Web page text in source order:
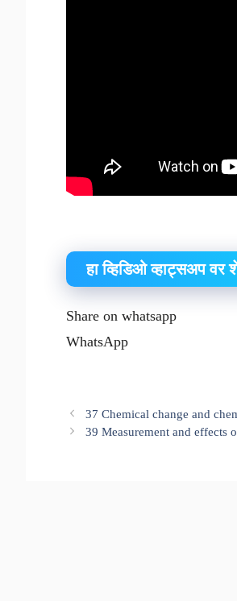
हा व्हिडिओ व्हाट्सअप
Share on whatsapp
WhatsApp
37 Chemical change and
39 Measurement and effects